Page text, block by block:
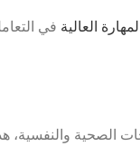
العالية في
الصحية والنفسية،